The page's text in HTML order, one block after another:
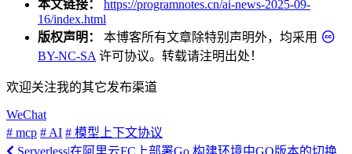
本文链接：
https://programnotes.cn/ai-news-2025-09-
16/index.html
版权声明： 本博客所有文章除特别声明外，均采用
BY-NC-SA 许可协议。转载请注明出处！
欢迎关注我的其它发布渠道
WeChat
# mcp # AI # 模型上下文协议
Serverless|在阿里云FC上部署Go,构建环境中GO版本的切换